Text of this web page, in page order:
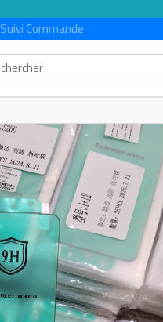
Suivi Commande